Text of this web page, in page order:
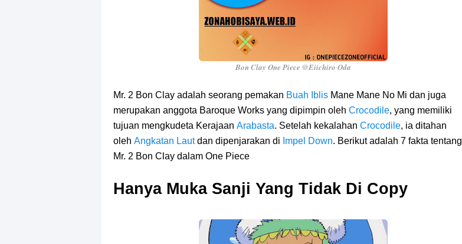
Arti Bendera Palau, Negara Kepulauan Yang Berada Di Kawasan Pasifik Barat
Cara Membuat Linktree Instagram, Sangat Mudah Untuk Kamu Lakukan Sendiri
Profil Slamet Rahardjo, Aktor Dengan Peran Penting Dalam Perfilman Indonesia
Resep Roti Panggang, Sangat Mudah Untuk Menjadi Cemilan Bersama Keluarga
Cara Bayar Akulaku Lewat Gopay, Sangat Mudah Dan Tidak Ribet Sama Sekali
7 Fakta Queen One Piece, All Star Yang Jadi Penanggung Jawab Penjara Udon
Bon Clay One Piece @Eiichiro Oda
Mr. 2 Bon Clay adalah seorang pemakan Buah Iblis Mane Mane No Mi dan juga
merupakan anggota Baroque Works yang dipimpin oleh Crocodile, yang memiliki
tujuan mengkudeta Kerajaan Arabasta. Setelah kekalahan Crocodile, ia ditahan
oleh Angkatan Lautdan dipenjarakan di Impel Down. Berikut adalah 7 fakta tentang
Mr. 2 Bon Clay dalam One Piece
Hanya Muka Sanji Yang Tidak Di Copy